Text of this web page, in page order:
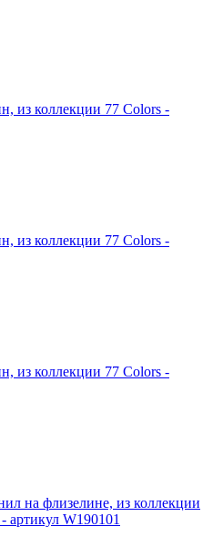
из коллекции 77 Colors -
из коллекции 77 Colors -
из коллекции 77 Colors -
на флизелине, из коллекции
W190101